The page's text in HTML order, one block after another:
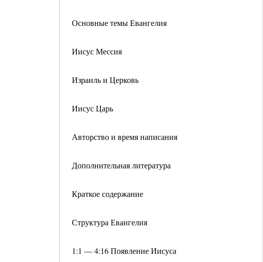
Основные темы Евангелия
Иисус Мессия
Израиль и Церковь
Иисус Царь
Авторство и время написания
Дополнительная литература
Краткое содержание
Структура Евангелия
1:1 — 4:16 Появление Иисуса